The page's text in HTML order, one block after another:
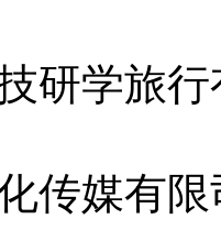
研学旅行
传媒有限